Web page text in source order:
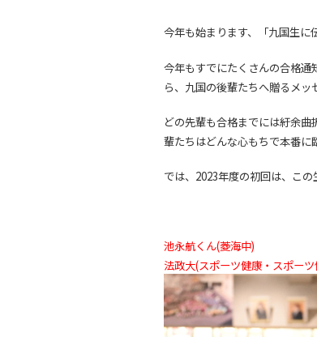
今年も始まります、「九国生に
今年もすでにたくさんの合格通
ら、九国の後輩たちへ贈るメッ
どの先輩も合格までには紆余
輩たちはどんな心もちで本番に
では、2023年度の初回は、この
池永航くん(菱海中)
法政大(スポーツ健康・スポーツ